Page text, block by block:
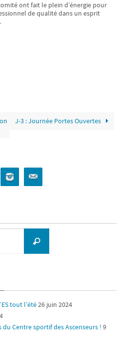
ont fait le plein d’énergie pour
de qualité dans un esprit
J-3 : Journée Portes Ouvertes
Recherche
tout l’été26 juin 2024
du Centre sportif des Ascenseurs ! 9